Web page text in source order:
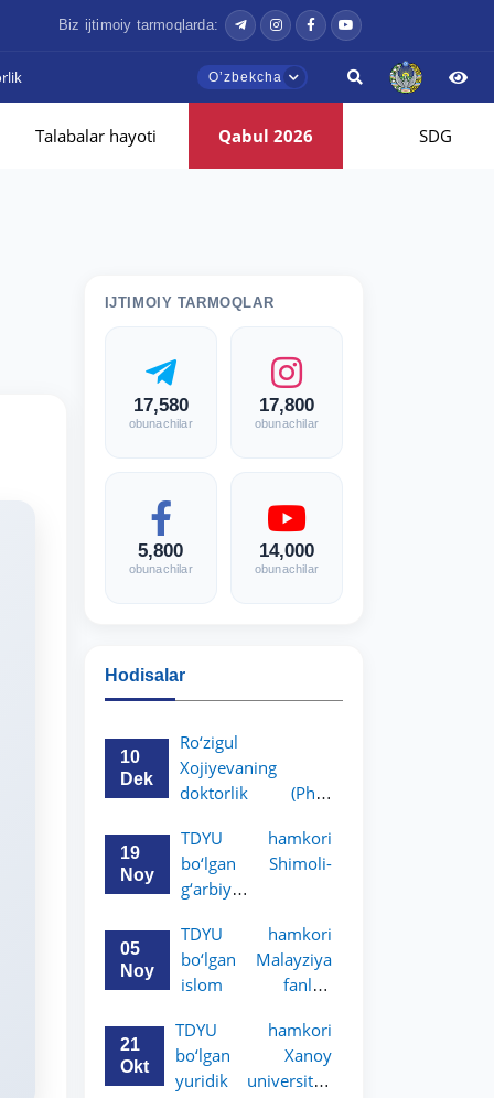
Biz ijtimoiy tarmoqlarda:
Oʼzbekcha
Talabalar hayoti Qabul 2026 SDG
IJTIMOIY TARMOQLAR
17,580
obunachilar
17,800
obunachilar
5,800
obunachilar
14,000
obunachilar
Hodisalar
10
Dek
Ro‘zigul
Xojiyevaning
doktorlik (PhD)
himoyasi bo‘lib
o‘tadi
19
Noy
TDYU hamkori
bo‘lgan Shimoli-
g‘arbiy
huquq universiteti
2-3-kurs talabalari
uchun akademik
e’lon qildi
05
Noy
TDYU hamkori
bo‘lgan Malayziya
islom fanlari
kurs talabalari
uchun akademik
mobillik dasturini
21
Okt
TDYU hamkori
bo‘lgan Xanoy
yuridik universiteti